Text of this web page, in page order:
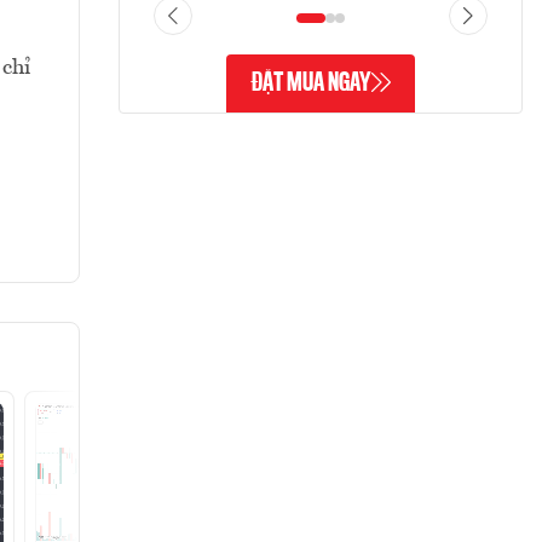
ĐẶT MUA NGAY